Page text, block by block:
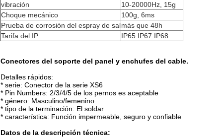
vibración
10-20000Hz, 15g
Choque mecánico
100g, 6ms
Prueba de corrosión del espray de salmás que 48h
Tarifa del IP
IP65 IP67 IP68
Conectores del soporte del panel y enchufes del cable.
Detalles rápidos:
* serie: Conector de la serie XS6
* Pin Numbers: 2/3/4/5 de los pernos es aceptable
* género: Masculino/femenino
* tipo de la terminación: El soldar
* característica: Función impermeable, seguro y confiable
Datos de la descripción técnica: